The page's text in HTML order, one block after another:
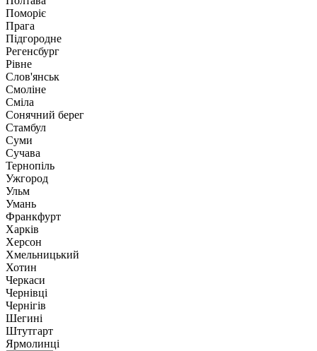
Поморіє
Прага
Підгородне
Регенсбург
Рівне
Слов'янськ
Смоліне
Сміла
Сонячний берег
Стамбул
Суми
Сучава
Тернопіль
Ужгород
Ульм
Умань
Франкфурт
Харків
Херсон
Хмельницький
Хотин
Черкаси
Чернівці
Чернігів
Шегині
Штутгарт
Ярмолинці